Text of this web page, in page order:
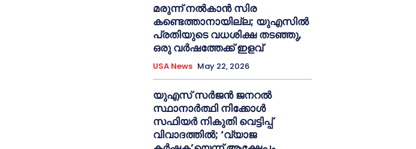
മരുന്ന് നൽകാൻ സിര
കണ്ടെത്താനായില്ല; യുഎസിൽ
പ്രതിയുടെ വധശിക്ഷ തടഞ്ഞു,
ഒരു വർഷത്തേക്ക് ഇളവ്
USA News May 22, 2026
യുഎസ് സർജൻ ജനറൽ
സ്ഥാനാർത്ഥി നിക്കോൾ
സഫിയർ നികുതി വെട്ടിപ്പ്
വിവാദത്തിൽ; ‘വ്യാജ